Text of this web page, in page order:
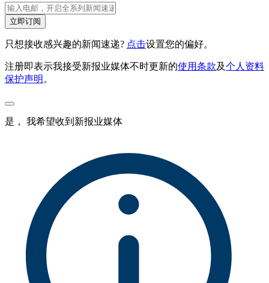
立即订阅
只想接收感兴趣的新闻速递? 点击设置您的偏好。
注册即表示我接受新报业媒体不时更新的使用条款及个人资料
保护声明 。
是， 我希望收到新报业媒体